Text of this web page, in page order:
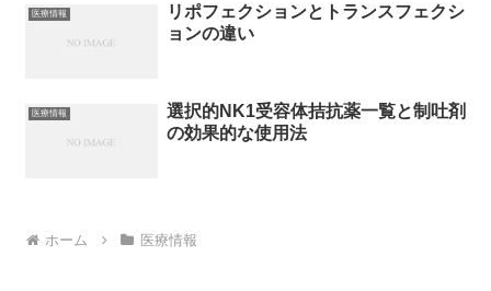
医療情報
リポフェクションとトランスフェクシ
ョンの違い
医療情報
選択的NK1受容体拮抗薬一覧と制吐剤
の効果的な使用法
ホーム 医療情報